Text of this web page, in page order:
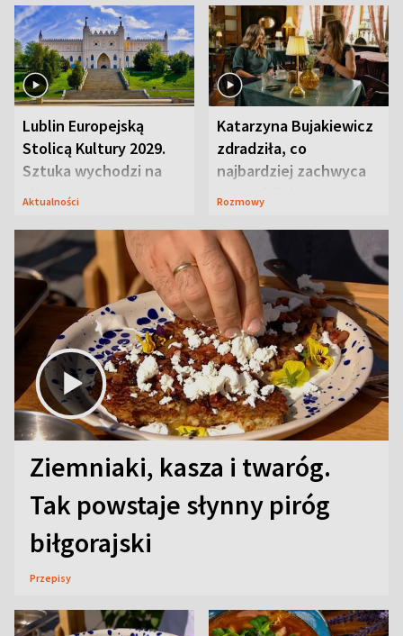
Lublin Europejską
Stolicą Kultury 2029.
Sztuka wychodzi na
ulice
Aktualności
Katarzyna Bujakiewicz
zdradziła, co
najbardziej zachwyca
ją w Lublinie
Rozmowy
Ziemniaki, kasza i twaróg.
Tak powstaje słynny piróg
biłgorajski
Przepisy